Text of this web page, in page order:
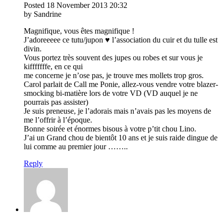
Posted 18 November 2013 20:32
by Sandrine
Magnifique, vous êtes magnifique !
J’adoreeeee ce tutu/jupon ♥ l’association du cuir et du tulle est
divin.
Vous portez très souvent des jupes ou robes et sur vous je
kifffffffe, en ce qui
me concerne je n’ose pas, je trouve mes mollets trop gros.
Carol parlait de Call me Ponie, allez-vous vendre votre blazer-
smocking bi-matière lors de votre VD (VD auquel je ne
pourrais pas assister)
Je suis preneuse, je l’adorais mais n’avais pas les moyens de
me l’offrir à l’époque.
Bonne soirée et énormes bisous à votre p’tit chou Lino.
J’ai un Grand chou de bientôt 10 ans et je suis raide dingue de
lui comme au premier jour ……..
Reply